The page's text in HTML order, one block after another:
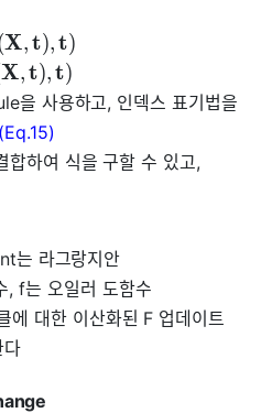
X,t),t)
X,t),t)
을 사용하고, 인덱스 표기법을
(Eq.15)
합하여 식을 구할 수 있고,
는 라그랑지안
, f는 오일러 도함수
에 대한 이산화된 F 업데이트
다